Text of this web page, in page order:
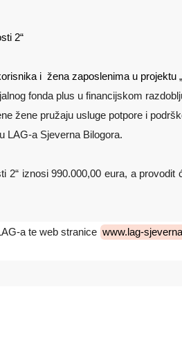
2“
i žena zaposlenima u projektu
fonda plus u financijskom
žene pružaju usluge potpore i
LAG-a Sjeverna Bilogora.
2“ iznosi 990.000,00 eura, a
a te web stranice www.lag-